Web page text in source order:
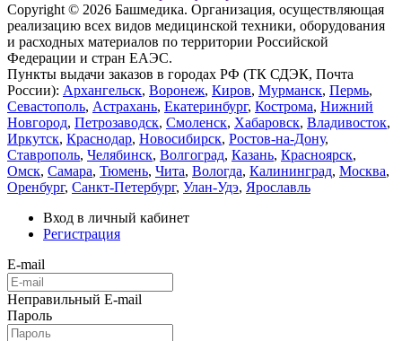
Copyright © 2026 Башмедика. Организация, осуществляющая
реализацию всех видов медицинской техники, оборудования
и расходных материалов по территории Российской
Федерации и стран ЕАЭС.
Пункты выдачи заказов в городах РФ (ТК СДЭК, Почта
России): Архангельск, Воронеж, Киров, Мурманск, Пермь,
Севастополь, Астрахань, Екатеринбург, Кострома, Нижний
Новгород, Петрозаводск, Смоленск, Хабаровск, Владивосток,
Иркутск, Краснодар, Новосибирск, Ростов-на-Дону,
Ставрополь, Челябинск, Волгоград, Казань, Красноярск,
Омск, Самара, Тюмень, Чита, Вологда, Калининград, Москва,
Оренбург, Санкт-Петербург, Улан-Удэ, Ярославль
Вход в личный кабинет
Регистрация
E-mail
Неправильный E-mail
Пароль